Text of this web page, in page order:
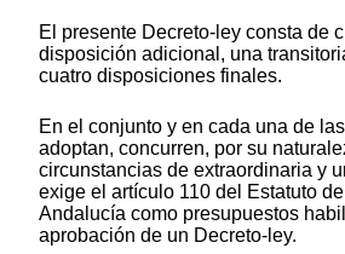
El presente Decreto-ley consta de
disposición adicional, una
cuatro disposiciones finales.
En el conjunto y en cada una de
adoptan, concurren, por su
circunstancias de extraordinaria y
exige el artículo 110 del Estatuto
Andalucía como presupuestos
aprobación de un Decreto-ley.